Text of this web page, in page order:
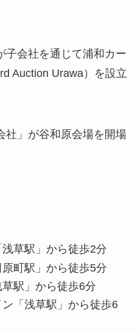
子会社を通じて浦和カー
Auction Urawa）を設立
社」が谷和原会場を開場
草駅」から徒歩2分
町駅」から徒歩5分
駅」から徒歩6分
「浅草駅」から徒歩6